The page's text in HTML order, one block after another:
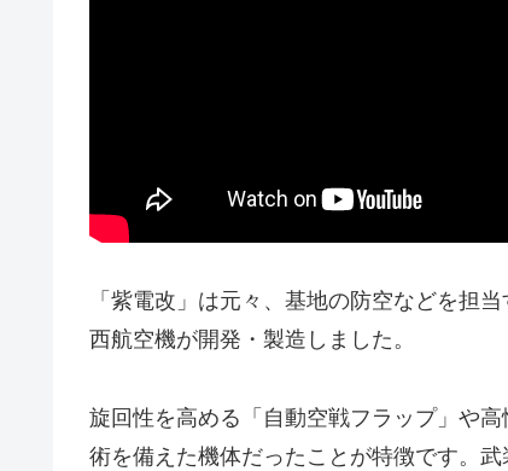
「紫電改」は元々、基地の防空などを担
西航空機が開発・製造しました。
旋回性を高める「自動空戦フラップ」や
術を備えた機体だったことが特徴です。